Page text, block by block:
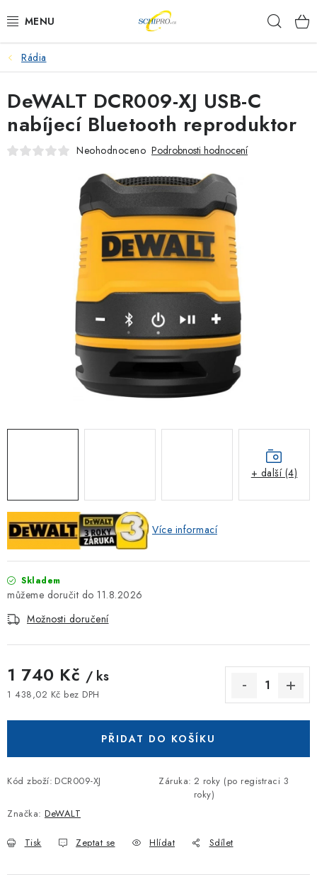
na
AKU NÁŘADÍ
ELEKTRICKÉ NÁŘADÍ
PŘÍSLUŠENSTVÍ
ZAHRADNÍ TECHNIKA
PRACOVNÍ STOLY
ZNAČKOVACÍ SPREJE
Obchodní podmínky
Podmínky ochrany osobních údajů
Reklamace
Moje objednávka / odstoupení od smlouvy
Rádia
Více informací
Skladem
11.8.2026
Možnosti doručení
1 740 Kč / ks
1 438,02 Kč bez DPH
PŘIDAT DO KOŠÍKU
Kód zboží: DCR009-XJ Záruka: 2 roky (po registraci 3
roky)
Značka: DeWALT
Tisk Zeptat se Hlídat Sdílet
DeWALT DCR009-XJ USB-C
nabíjecí Bluetooth reproduktor
Neohodnoceno Podrobnosti hodnocení
+ další (4)